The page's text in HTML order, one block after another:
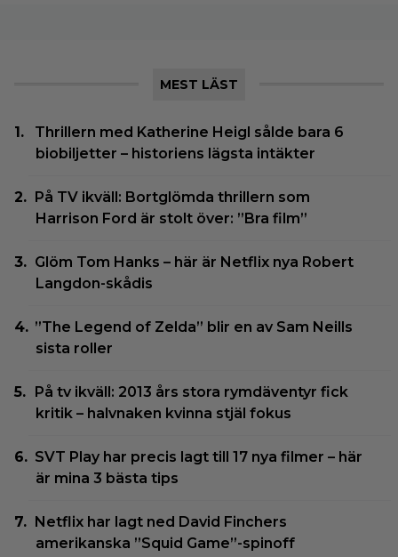
MEST LÄST
Thrillern med Katherine Heigl sålde bara 6
biobiljetter – historiens lägsta intäkter
På TV ikväll: Bortglömda thrillern som
Harrison Ford är stolt över: ”Bra film”
Glöm Tom Hanks – här är Netflix nya Robert
Langdon-skådis
”The Legend of Zelda” blir en av Sam Neills
sista roller
På tv ikväll: 2013 års stora rymdäventyr fick
kritik – halvnaken kvinna stjäl fokus
SVT Play har precis lagt till 17 nya filmer – här
är mina 3 bästa tips
Netflix har lagt ned David Finchers
amerikanska ”Squid Game”-spinoff